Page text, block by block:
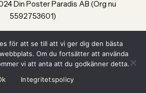
Din Poster Paradis AB (Org nu
5592753601)
Poster Paradis AB Jönköping
för att se till att vi ger dig den bästa
Om du fortsätter att använda
vi att anta att du godkänner detta.
Integritetspolicy